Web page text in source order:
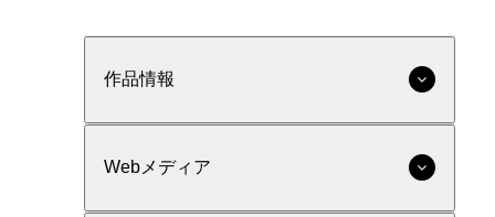
作品情報
Webメディア